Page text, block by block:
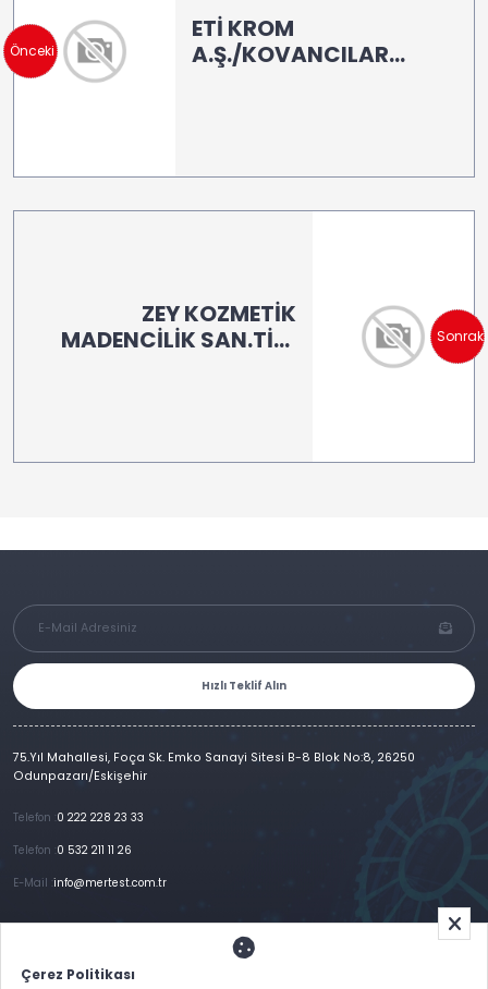
Çerez Politikası
Önceki
ETİ KROM
A.Ş./KOVANCILAR
ZEY KOZMETİK
MADENCİLİK SAN.TİC.
Sonraki
Hızlı Teklif Alın
75.Yıl Mahallesi, Foça Sk. Emko Sanayi Sitesi B-8 Blok No:8, 26250
Odunpazarı/Eskişehir
Telefon : 0 222 228 23 33
Telefon : 0 532 211 11 26
E-Mail :info@mertest.com.tr
ÜrünlerimizReferanslar